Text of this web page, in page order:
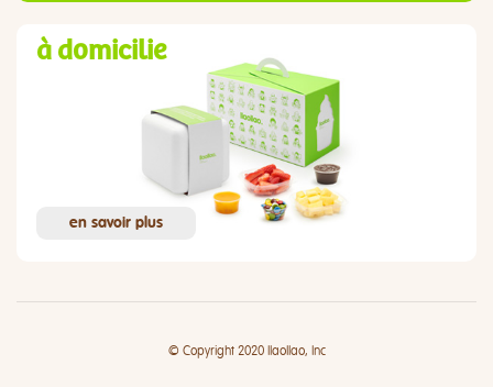
à domicilie
en savoir plus
© Copyright 2020 llaollao, Inc